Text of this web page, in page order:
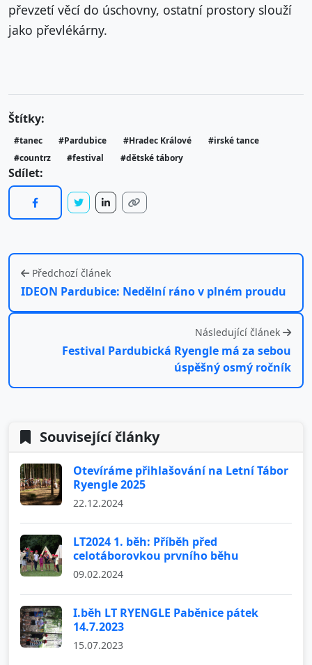
převzetí věcí do úschovny, ostatní prostory slouží
jako převlékárny.
Štítky:
#tanec #Pardubice #Hradec Králové
#irské tance
#countrz
#festival #dětské tábory
Sdílet:
Předchozí článek
IDEON Pardubice: Nedělní ráno v plném proudu
Následující článek
Festival Pardubická Ryengle má za sebou
úspěšný osmý ročník
Související články
Otevíráme přihlašování na Letní Tábor
Ryengle 2025
22.12.2024
LT2024 1. běh: Příběh před
celotáborovkou prvního běhu
09.02.2024
I.běh LT RYENGLE Paběnice pátek
14.7.2023
15.07.2023